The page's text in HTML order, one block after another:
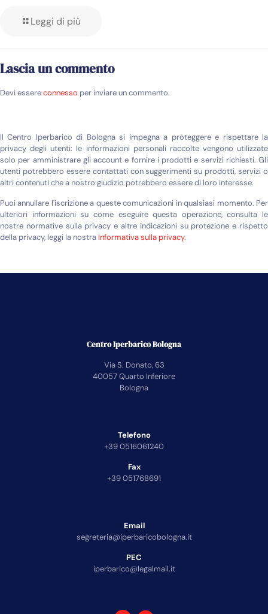
Leggi di più
Lascia un commento
Devi essereconnesso per inviare un commento.
Il Centro Iperbarico di Bologna si impegna a proteggere e rispettare la
privacy degli utenti: le informazioni personali raccolte vengono utilizzate
solo per amministrare gli account e fornire i prodotti e servizi richiesti. Gli
utenti potrebbero essere contattati con suggerimenti su prodotti, servizi o
altri contenuti che a nostro giudizio potrebbero essere di loro interesse.
Puoi annullare l'iscrizione a queste comunicazioni in qualsiasi momento. Per
ulteriori informazioni su come eseguire questa operazione, consulta le
nostre normative sulla privacy e altre indicazioni su protezione e rispetto
della privacy, leggi la nostra Informativa sulla privacy.
Centro Iperbarico Bologna
Via S. Donato, 63
40057 Quarto Inferiore
Bologna
Telefono
+39 0516061240
Fax
+39 051768691
Email
segreteria@iperbaricobologna.it
PEC
iperbarico@legalmail.it